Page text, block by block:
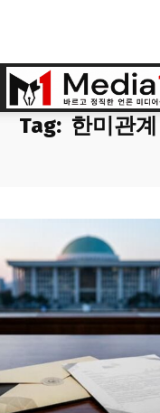
Tag: 한미관계